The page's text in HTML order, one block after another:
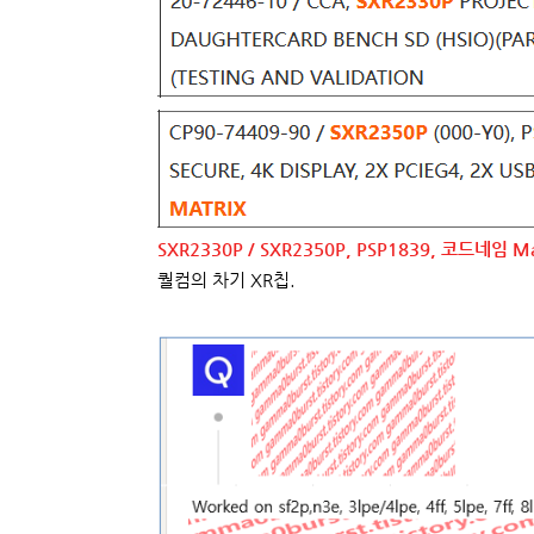
SXR2330P / SXR2350P, PSP1839, 코드네임
퀄컴의 차기 XR칩.